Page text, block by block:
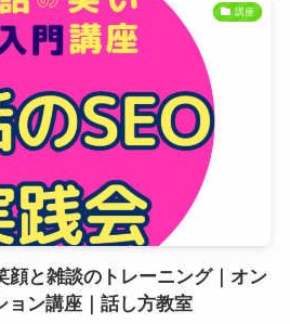
講座
顔と雑談のトレーニング｜オン
ョン講座｜話し方教室